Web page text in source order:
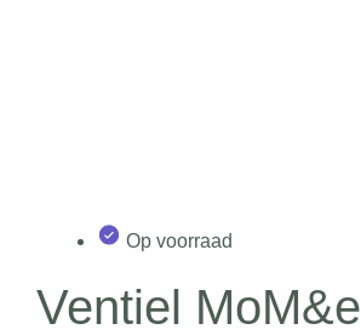
Op voorraad
Ventiel MoM&e